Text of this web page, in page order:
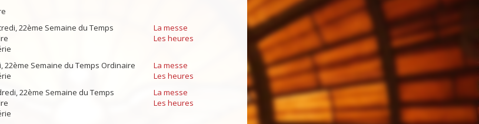
22ème Semaine du Temps
La messe
Les heures
22ème Semaine du Temps Ordinaire
La messe
Les heures
22ème Semaine du Temps
La messe
Les heures